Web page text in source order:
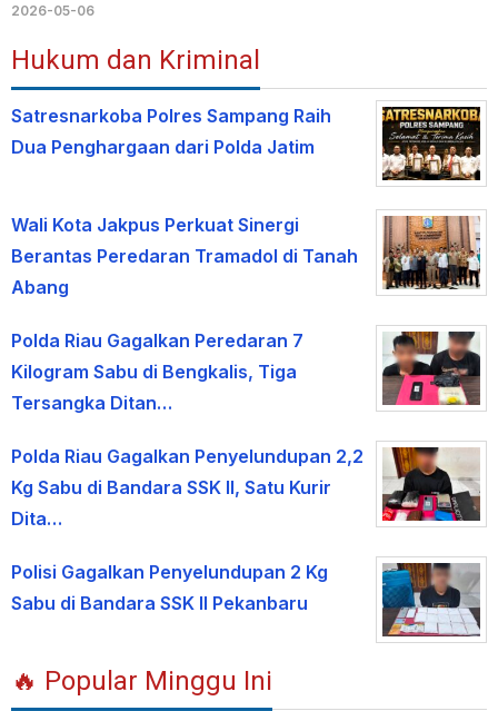
2026-05-06
Hukum dan Kriminal
Satresnarkoba Polres Sampang Raih
Dua Penghargaan dari Polda Jatim
Wali Kota Jakpus Perkuat Sinergi
Berantas Peredaran Tramadol di Tanah
Abang
Polda Riau Gagalkan Peredaran 7
Kilogram Sabu di Bengkalis, Tiga
Tersangka Ditan…
Polda Riau Gagalkan Penyelundupan 2,2
Kg Sabu di Bandara SSK II, Satu Kurir
Dita…
Polisi Gagalkan Penyelundupan 2 Kg
Sabu di Bandara SSK II Pekanbaru
🔥 Popular Minggu Ini